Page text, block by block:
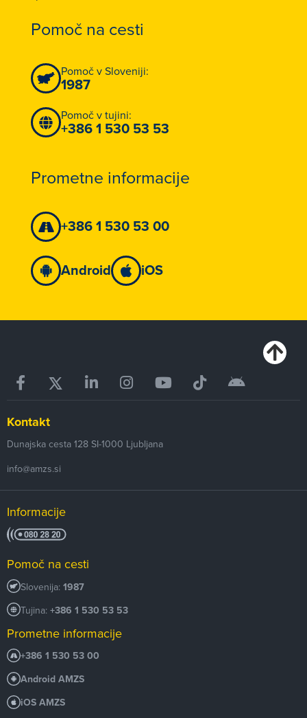
Pomoč na cesti
Pomoč v Sloveniji:
1987
Pomoč v tujini:
+386 1 530 53 53
Prometne informacije
+386 1 530 53 00
Android iOS
Kontakt
Dunajska cesta 128 SI-1000 Ljubljana
info@amzs.si
Informacije
Pomoč na cesti
Slovenija: 1987
Tujina: +386 1 530 53 53
Prometne informacije
+386 1 530 53 00
Android AMZS
iOS AMZS